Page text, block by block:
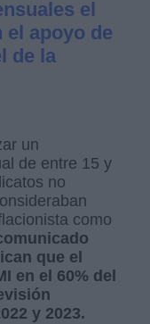
el
apoyo de
de la
un
de entre 15 y
no
como
que el
en el 60% del
y 2023.